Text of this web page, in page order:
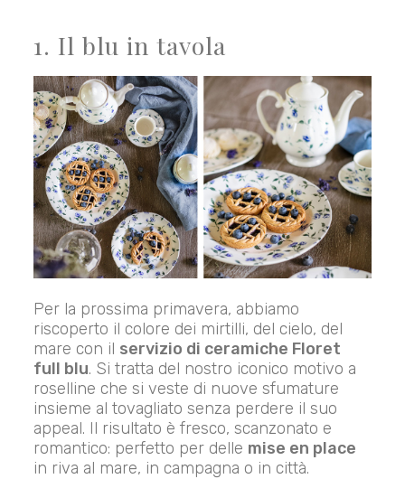
1. Il blu in tavola
Per la prossima primavera, abbiamo
riscoperto il colore dei mirtilli, del cielo, del
mare con il servizio di ceramiche Floret
full blu. Si tratta del nostro iconico motivo a
roselline che si veste di nuove sfumature
insieme al tovagliato senza perdere il suo
appeal. Il risultato è fresco, scanzonato e
romantico: perfetto per delle mise en place
in riva al mare, in campagna o in città.